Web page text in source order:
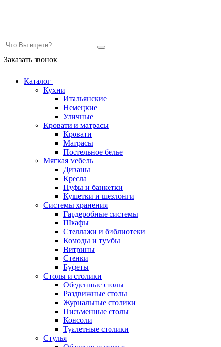
Заказать звонок
Каталог
Кухни
Итальянские
Немецкие
Уличные
Кровати и матрасы
Кровати
Матрасы
Постельное белье
Мягкая мебель
Диваны
Кресла
Пуфы и банкетки
Кушетки и шезлонги
Системы хранения
Гардеробные системы
Шкафы
Стеллажи и библиотеки
Комоды и тумбы
Витрины
Стенки
Буфеты
Столы и столики
Обеденные столы
Раздвижные столы
Журнальные столики
Письменные столы
Консоли
Туалетные столики
Стулья